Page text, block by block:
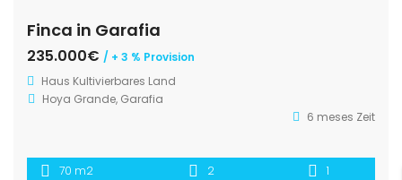
Finca in Garafia
235.000€ / + 3 % Provision
Haus Kultivierbares Land
Hoya Grande, Garafia
6 meses Zeit
70 m2 2 1